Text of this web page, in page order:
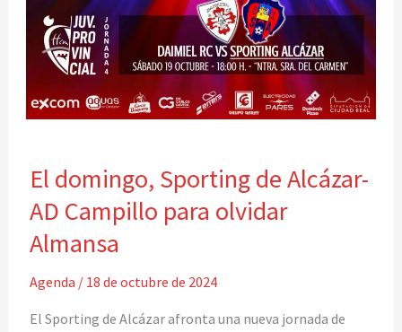
El domingo, Sporting de Alcázar-
AD Campillo para olvidar
Almansa
Agenda / 18 de octubre de 2024
El Sporting de Alcázar afronta una nueva jornada de
domingo,
Sporting
de
Alcázar-
para